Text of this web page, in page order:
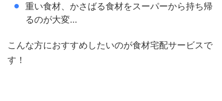
重い食材、かさばる食材をスーパーから持ち帰
るのが大変…
こんな方におすすめしたいのが食材宅配サービスで
す！